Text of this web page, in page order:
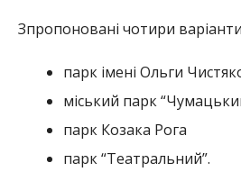
Зпропоновані чотири
парк імені Ольги
міський парк
парк Козака Рога
парк “Театральний”.